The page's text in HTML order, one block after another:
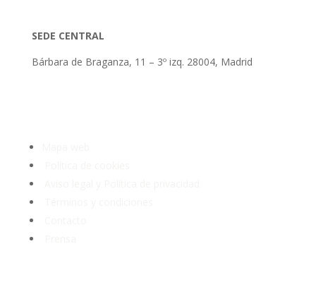
SEDE CENTRAL
Bárbara de Braganza, 11 – 3º izq. 28004, Madrid